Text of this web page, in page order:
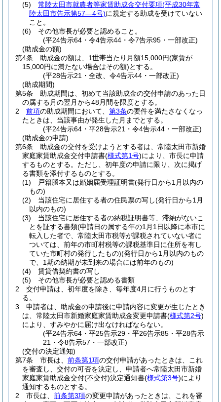
(5)
常陸太田市就農者等家賃助成金交付要項(平成30年常
陸太田市告示第57―4号)に規定する助成を受けていない
こと。
(6)
その他市長が必要と認めること。
(平24告示64・令4告示44・令7告示95・一部改正)
(助成金の額)
第4条
助成金の額は、1世帯当たり月額15,000円(家賃が
15,000円に満たない場合はその額)とする。
(平28告示21・全改、令4告示44・一部改正)
(助成期間)
第5条
助成期間は、初めて当該助成金の交付申請のあった日
の属する月の翌月から48月間を限度とする。
2
前項の助成期間において、 第3条の要件を満たさなくなっ
たときは、当該事由が発生した月までとする。
(平24告示64・平28告示21・令4告示44・一部改正)
(助成金の申請)
第6条
助成金の交付を受けようとする者は、常陸太田市新婚
家庭家賃助成金交付申請書(様式第1号)により、市長に申請
するものとする。 ただし、初年度の申請に限り、次に掲げ
る書類を添付するものとする。
(1)
戸籍謄本又は婚姻届受理証明書(発行日から1月以内の
もの)
(2)
当該住宅に居住する者の住民票の写し(発行日から1月
以内のもの)
(3)
当該住宅に居住する者の納税証明書等、滞納がないこ
とを証する書類(申請日の属する年の1月1日以降に本市に
転入した者で、常陸太田市税等が課税されていない者に
ついては、前年の市町村税等の課税基準日に住所を有し
ていた市町村の発行したもの)(発行日から1月以内のもの
で、1期の納期が未到来の場合には前年のもの)
(4)
賃貸借契約書の写し
(5)
その他市長が必要と認める書類
2
交付申請は、初年度を除き、毎年度4月に行うものとす
る。
3
申請者は、助成金の申請後に申請内容に変更が生じたとき
は、常陸太田市新婚家庭家賃助成金変更申請書(様式第2号)
により、すみやかに届け出なければならない。
(平24告示64・平25告示29・平26告示85・平28告示
21・令8告示57・一部改正)
(交付の決定通知)
第7条
市長は、 前条第1項の交付申請があったときは、これ
を審査し、交付の可否を決定し、申請者へ常陸太田市新婚
家庭家賃助成金交付(不交付)決定通知書(様式第3号)により
通知するものとする。
2
市長は、 前条第3項の変更申請があったときは、これを審